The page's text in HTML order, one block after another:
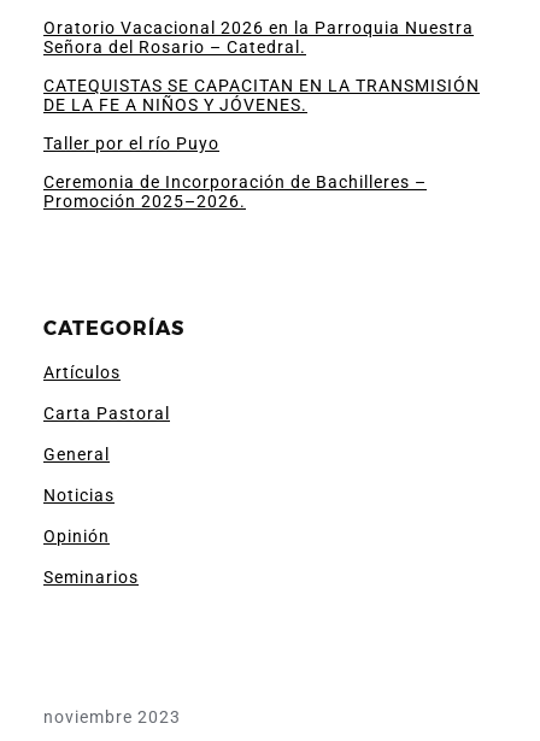
Oratorio Vacacional 2026 en la Parroquia Nuestra
Señora del Rosario – Catedral.
CATEQUISTAS SE CAPACITAN EN LA TRANSMISIÓN
DE LA FE A NIÑOS Y JÓVENES.
Taller por el río Puyo
Ceremonia de Incorporación de Bachilleres –
Promoción 2025–2026.
CATEGORÍAS
Artículos
Carta Pastoral
General
Noticias
Opinión
Seminarios
noviembre 2023